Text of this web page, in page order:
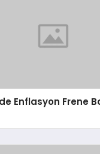
Enflasyon Frene